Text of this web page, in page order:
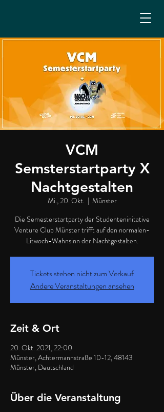
VCM
Semsterstartparty X
Nachtgestalten
Mi., 20. Okt.
  |
Münster
Die Semesterstartparty der Studenteninitative
Venture Club Münster trifft auf den normalen-
Litwoch-Wahnsinn der Nachtgestalten.
Tickets stehen nicht zum Verkauf
Andere Veranstaltungen ansehen
Zeit & Ort
20. Okt. 2021, 22:00
Münster, Achtermannstraße 10-12, 48143
Münster, Deutschland
Über die Veranstaltung